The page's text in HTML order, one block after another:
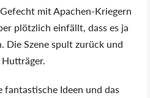
mit Apachen-Kriegern
plötzlich einfällt, dass es ja
Die Szene spult zurück und
fantastische Ideen und das